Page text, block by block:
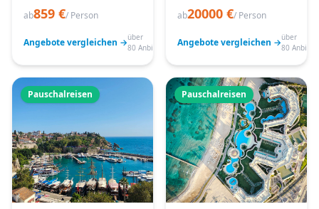
ab859 €/ Person
Angebote vergleichen →über
80 Anbieter
ab20000 €/ Person
Angebote vergleichen →über
80
Pauschalreisen Pauschalreisen